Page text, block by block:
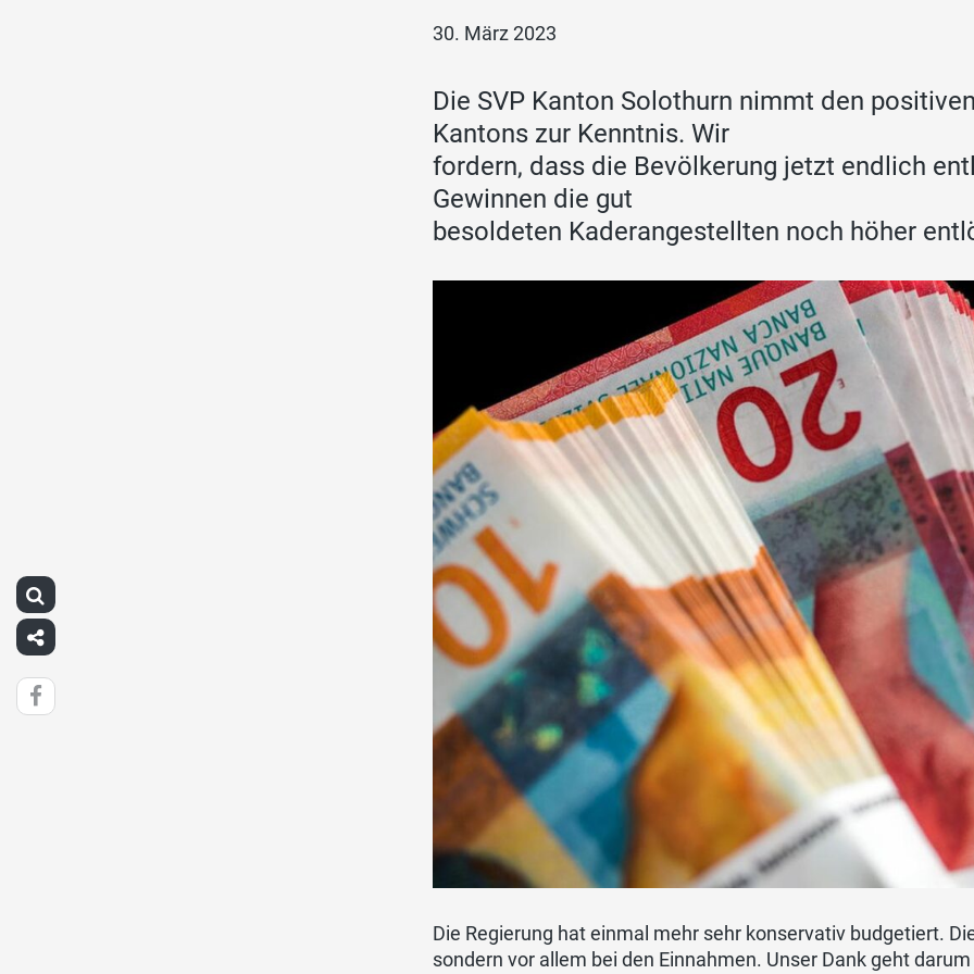
30. März 2023
Die SVP Kanton Solothurn nimmt den
Kantons zur Kenntnis. Wir
fordern, dass die Bevölkerung jetzt endlich
Gewinnen die gut
besoldeten Kaderangestellten noch höher
Die Regierung hat einmal mehr sehr konservativ budgetiert.
sondern vor allem bei den Einnahmen. Unser Dank geht